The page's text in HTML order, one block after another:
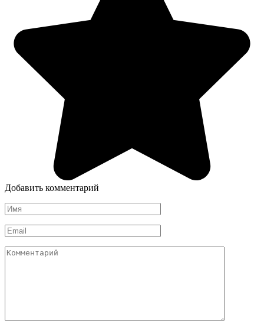
Добавить комментарий
Имя
*
Email
*
Комментарий